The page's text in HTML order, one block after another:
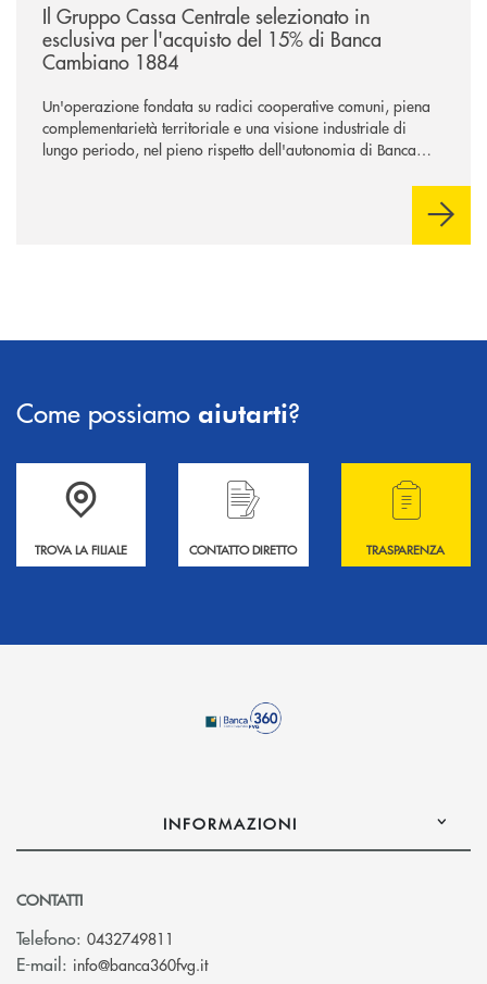
Il Gruppo Cassa Centrale selezionato in
esclusiva per l'acquisto del 15% di Banca
Cambiano 1884
Un'operazione fondata su radici cooperative comuni, piena
complementarietà territoriale e una visione industriale di
lungo periodo, nel pieno rispetto dell'autonomia di Banca
negoziazione esclusiva per la finalizzazione dell’operazione.
Come possiamo aiutarti?
Accedi all' elenco completo delle filiali .
TROVA LA FILIALE
Hai bisogno di informazioni? Contattaci !
CONTATTO DIRETTO
Hai bisogno di
TRASPARENZA
INFORMAZIONI
CONTATTI
Telefono: 0432749811
E-mail: info@banca360fvg.it(si apre l’app di posta elettronica)